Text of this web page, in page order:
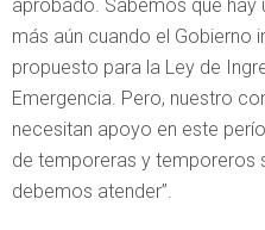
aprobado. Sabemos que hay
más aún cuando el Gobierno
propuesto para la Ley de
Emergencia. Pero, nuestro
necesitan apoyo en este
de temporeras y temporeros
debemos atender”.